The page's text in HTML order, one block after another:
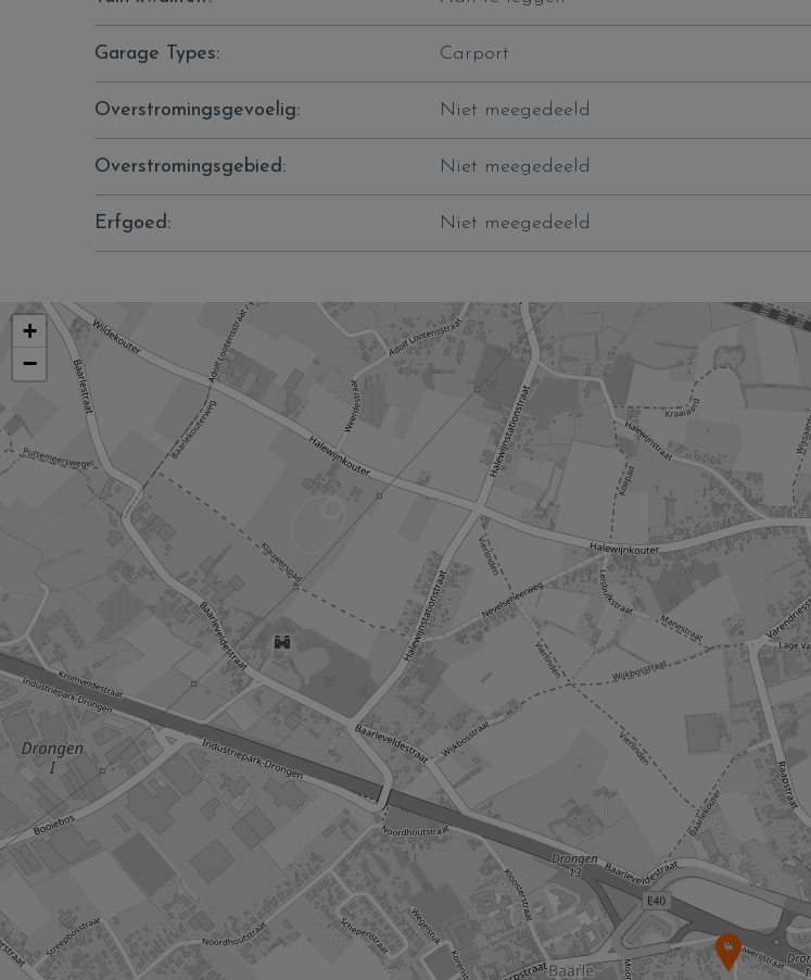
Garage Types: Carport
Overstromingsgevoelig: Niet meegedeeld
Overstromingsgebied: Niet meegedeeld
Erfgoed: Niet meegedeeld
+
−